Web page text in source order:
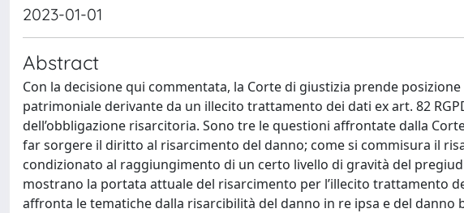
2023-01-01
Abstract
Con la decisione qui commentata, la Corte di giustizia prende
patrimoniale derivante da un illecito trattamento dei dati ex art. 82
dell’obbligazione risarcitoria. Sono tre le questioni affrontate dalla
far sorgere il diritto al risarcimento del danno; come si commisura il
condizionato al raggiungimento di un certo livello di gravità del
mostrano la portata attuale del risarcimento per l’illecito trattamento
affronta le tematiche dalla risarcibilità del danno in re ipsa e del danno